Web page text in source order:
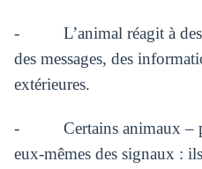
- L’animal réagit à des
des messages, des
extérieures.
- Certains animaux –
eux-mêmes des signaux :